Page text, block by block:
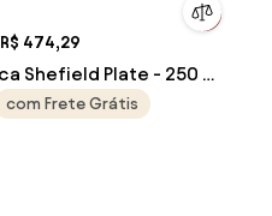
474,29
Shefield Plate - 250 ml
com Frete Grátis